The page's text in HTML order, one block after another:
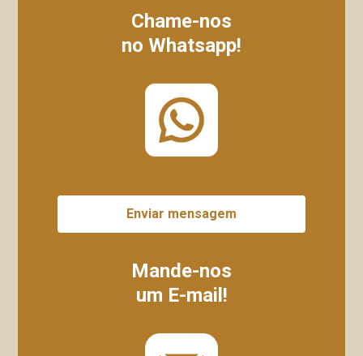
Chame-nos
no Whatsapp!
Enviar mensagem
Mande-nos
um E-mail!